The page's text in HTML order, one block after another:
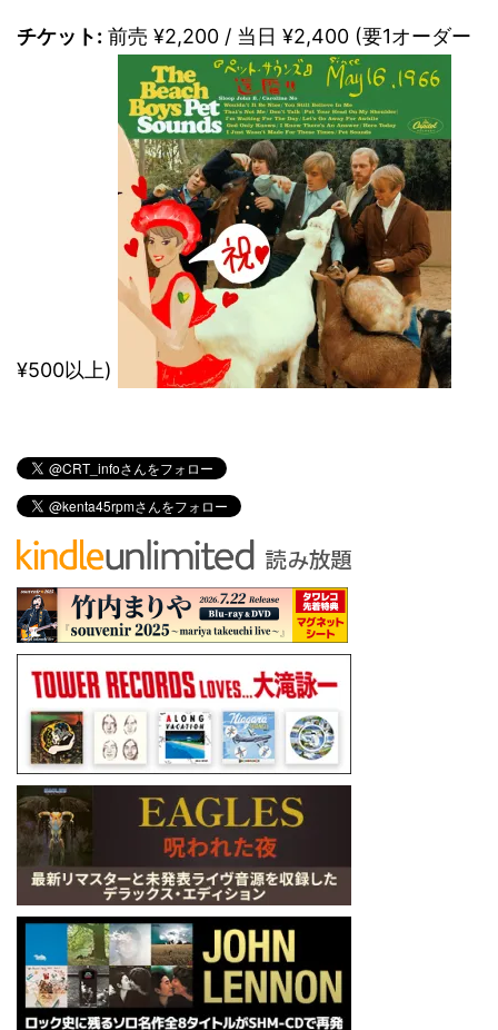
チケット: 前売 ¥2,200 / 当日 ¥2,400 (要1オーダー
¥500以上)